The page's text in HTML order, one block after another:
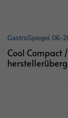
GastroSpiegel 06-
Cool Compact